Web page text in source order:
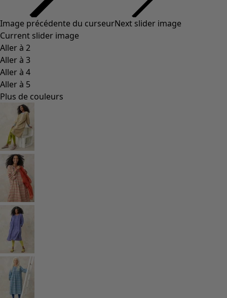
Image précédente du curseurNext slider image
Current slider image
Aller à 2
Aller à 3
Aller à 4
Aller à 5
Plus de couleurs